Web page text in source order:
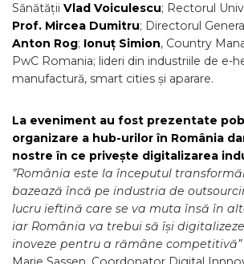
Sănătății Vlad Voiculescu; Rectorul
Prof. Mircea Dumitru; Directorul
Anton Rog; Ionuț Simion, Country
PwC Romania; lideri din industriile de e-
manufactură, smart cities și aparare.
La eveniment au fost prezentate
organizare a hub-urilor în România
nostre în ce privește digitalizarea
”România este la începutul
bazează încă pe industria de
lucru ieftină care se va muta însă în
iar România va trebui să își
inoveze pentru a rămâne competitivă”